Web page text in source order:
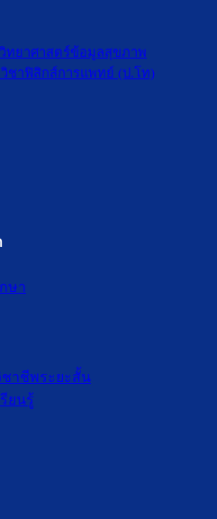
ทยาศาสตร์ข้อมูลสุขภาพ
ชาฟิสิกส์การแพทย์ (ป.โท)
ษา
ชาชีพระยะสั้น
ยนรู้